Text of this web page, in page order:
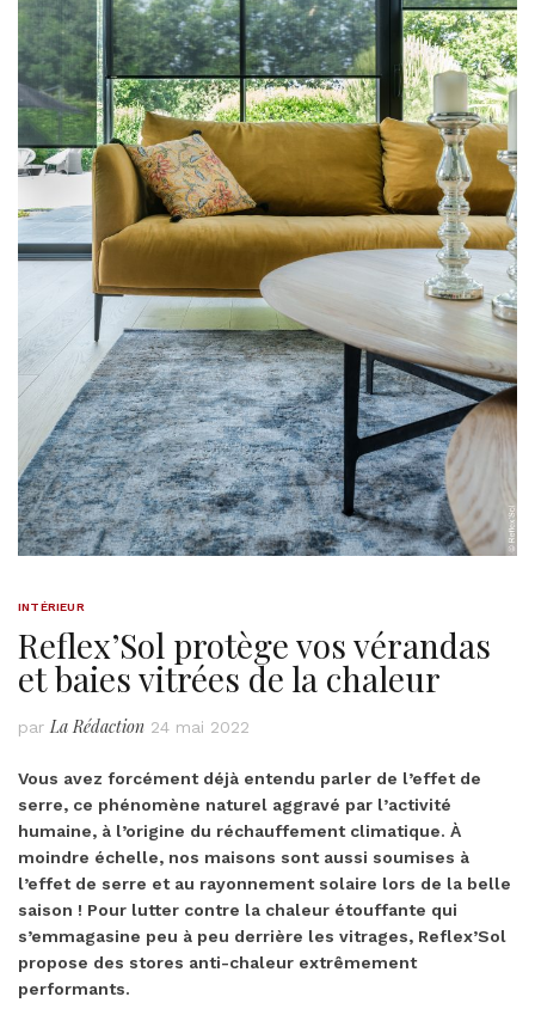
INTÉRIEUR
Reflex’Sol protège vos vérandas
et baies vitrées de la chaleur
par La Rédaction 24 mai 2022
Vous avez forcément déjà entendu parler de l’effet de
serre, ce phénomène naturel aggravé par l’activité
humaine, à l’origine du réchauffement climatique. À
moindre échelle, nos maisons sont aussi soumises à
l’effet de serre et au rayonnement solaire lors de la belle
saison ! Pour lutter contre la chaleur étouffante qui
s’emmagasine peu à peu derrière les vitrages, Reflex’Sol
propose des stores anti-chaleur extrêmement
performants.